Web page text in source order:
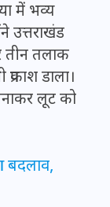
में भव्य
उत्तराखंड
तीन तलाक
डाला।
लूट को
बदलाव,